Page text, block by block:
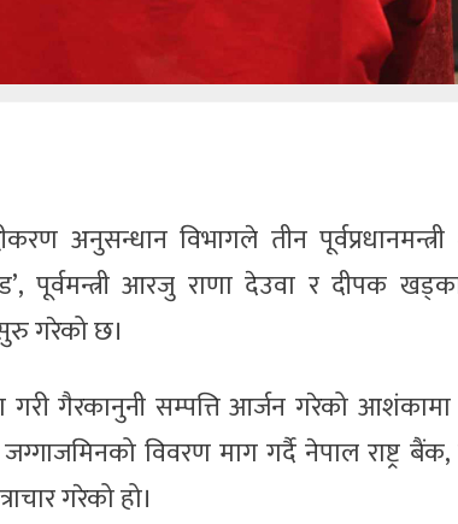
अनुसन्धान विभागले तीन
पूर्वमन्त्री आरजु राणा देउवा र दीपक
गरेको छ।
गैरकानुनी सम्पत्ति आर्जन गरेको
विवरण माग गर्दै नेपाल राष्ट्र बैंक,
गरेको हो।